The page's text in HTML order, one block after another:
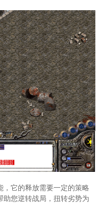
它的释放需要一定的策略
您逆转战局，扭转劣势为